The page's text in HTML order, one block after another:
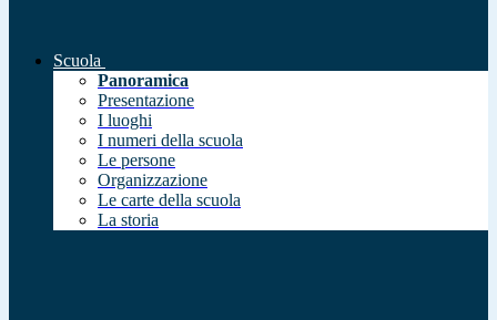
Scuola
Panoramica
Presentazione
I luoghi
I numeri della scuola
Le persone
Organizzazione
Le carte della scuola
La storia